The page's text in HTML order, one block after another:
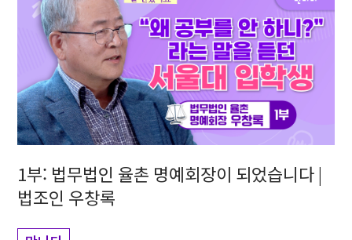
1부: 법무법인 율촌 명예회장이 되었습니다 |
법조인 우창록